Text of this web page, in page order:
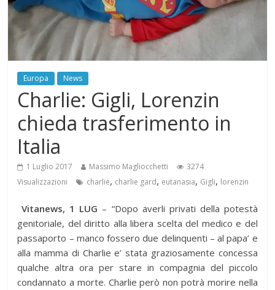
Europa News
Charlie: Gigli, Lorenzin
chieda trasferimento in
Italia
1 Luglio 2017 Massimo Magliocchetti
3274
Visualizzazioni
charlie, charlie gard, eutanasia, Gigli, lorenzin
Vitanews, 1 LUG – “Dopo averli privati della potestà
genitoriale, del diritto alla libera scelta del medico e del
passaporto – manco fossero due delinquenti – al papa’ e
alla mamma di Charlie e’ stata graziosamente concessa
qualche altra ora per stare in compagnia del piccolo
condannato a morte. Charlie però non potrà morire nella